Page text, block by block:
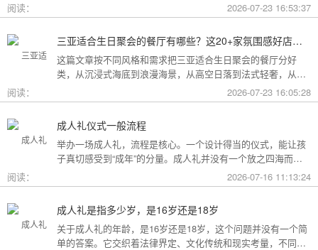
阅读： 2026-07-23 16:53:37
三亚适合生日聚会的餐厅有哪些？这20+家氛围感好店按风格挑，一篇搞定
这篇文章按不同风格和需求把三亚适合生日聚会的餐厅分好
类，从沉浸式海底到浪漫海景，从高空日落到法式轻奢，从热
带庭院到高性价比好店，直接对号入座就行。
阅读： 2026-07-23 16:05:28
成人礼仪式一般流程
举办一场成人礼，流程是核心。一个设计得当的仪式，能让孩
子真切感受到“成年”的分量。成人礼并没有一个放之四海而皆
准的固定模板，它可以根据不同的风格和规模灵活调整。下面
为你梳理了传统、现代和家庭聚会三种主要场景的完整流程，
阅读： 2026-07-16 11:13:24
成人礼是指多少岁，是16岁还是18岁
关于成人礼的年龄，是16岁还是18岁，这个问题并没有一个简
单的答案。它交织着法律界定、文化传统和现实考量，不同的